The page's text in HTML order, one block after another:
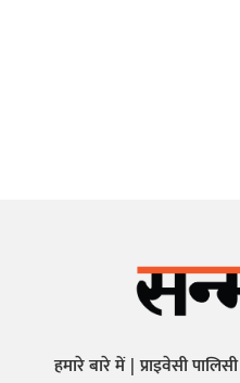
हमारे बारे में प्राइवेसी पालिसी